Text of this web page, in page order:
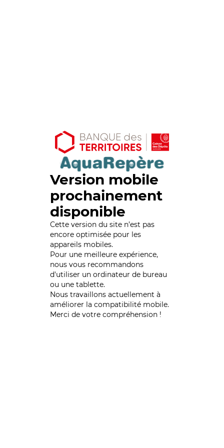
Version mobile
prochainement
disponible
Cette version du site n’est pas
encore optimisée pour les
appareils mobiles.
Pour une meilleure expérience,
nous vous recommandons
d'utiliser un ordinateur de bureau
ou une tablette.
Nous travaillons actuellement à
améliorer la compatibilité mobile.
Merci de votre compréhension !